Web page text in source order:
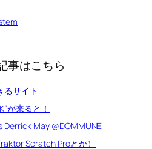
事はこちら
るサイト
が来ると！
May @DOMMUNE
Scratch Proとか）